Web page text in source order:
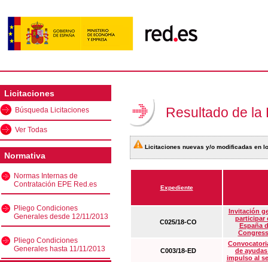
Licitaciones
Búsqueda Licitaciones
Ver Todas
Normativa
Normas Internas de
Contratación EPE Red.es
Pliego Condiciones
Generales desde 12/11/2013
Pliego Condiciones
Generales hasta 11/11/2013
Resultado de la
Licitaciones nuevas y/o modificadas en
Expediente
C025/18-CO
Invitación
participar
España
C003/18-ED
de
impulso al